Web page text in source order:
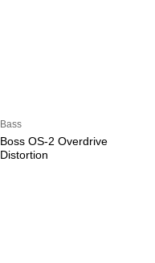
Bass
Boss OS-2 Overdrive
Distortion